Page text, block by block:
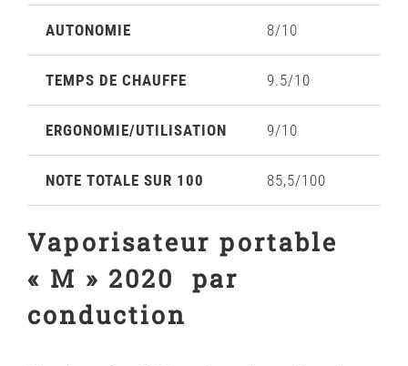
AUTONOMIE 8/10
TEMPS DE CHAUFFE 9.5/10
ERGONOMIE/UTILISATION 9/10
NOTE TOTALE SUR 100 85,5/100
Vaporisateur portable
« M » 2020 par
conduction